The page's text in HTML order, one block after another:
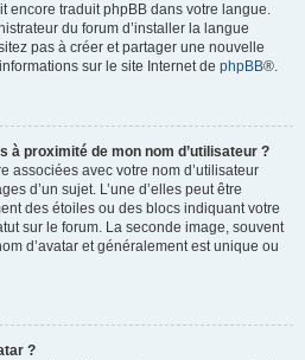
encore traduit phpBB dans votre langue.
du forum d’installer la langue
pas à créer et partager une nouvelle
sur le site Internet de phpBB®.
à proximité de mon nom d’utilisateur ?
associées avec votre nom d’utilisateur
d’un sujet. L’une d’elles peut être
des étoiles ou des blocs indiquant votre
sur le forum. La seconde image, souvent
d’avatar et généralement est unique ou
?